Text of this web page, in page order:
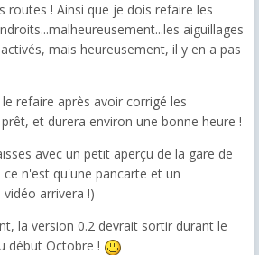
routes ! Ainsi que je dois refaire les
aiguillages
mais heureusement, il y en a pas
refaire après avoir corrigé les
et durera environ une bonne heure !
avec un petit aperçu de la gare de
n'est qu'une pancarte et un
arrivera !)
la version 0.2 devrait sortir durant le
début Octobre !